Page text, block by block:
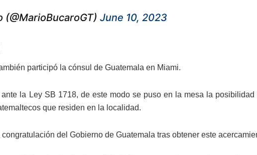
June 10, 2023
participó la cónsul de Guatemala en Miami.
la Ley SB 1718, de este modo se puso en la mesa la
que residen en la localidad.
del Gobierno de Guatemala tras obtener este